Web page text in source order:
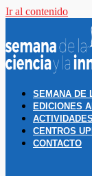
Ir al contenido
SEMANA DE
EDICIONES
ACTIVIDADES
CENTROS
CONTACTO